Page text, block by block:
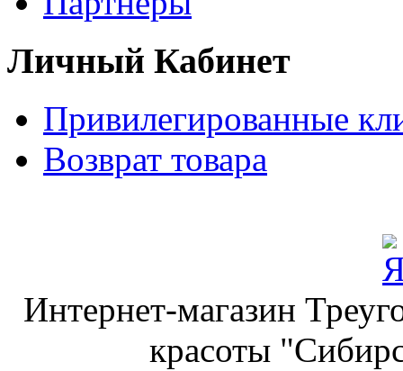
Личный Кабинет
Привилегированные
Возврат товара
Интернет-магазин
красоты